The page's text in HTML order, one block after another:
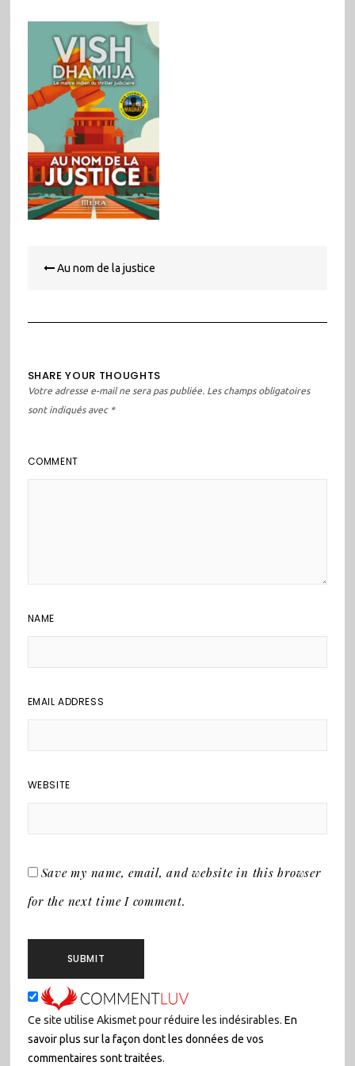
de Au nom de la justice
SHARE YOUR THOUGHTS
Votre adresse e-mail ne sera pas publiée. Les champs obligatoires
sont indiqués avec *
COMMENT
NAME
EMAIL ADDRESS
WEBSITE
Save my name, email, and website in this browser
for the next time I comment.
Ce site utilise Akismet pour réduire les indésirables. En
savoir plus sur la façon dont les données de vos
commentaires sont traitées.